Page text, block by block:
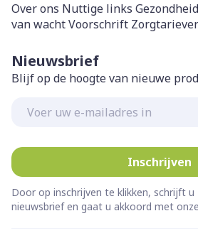
Over ons Nuttige links
van wachtVoorschrift
Nieuwsbrief
Blijf op de hoogte van nieuwe
Inschrijven
Door op inschrijven te klikken, schrijft u
nieuwsbrief en gaat u akkoord met onze